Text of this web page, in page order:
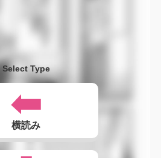
Select Type
横読み